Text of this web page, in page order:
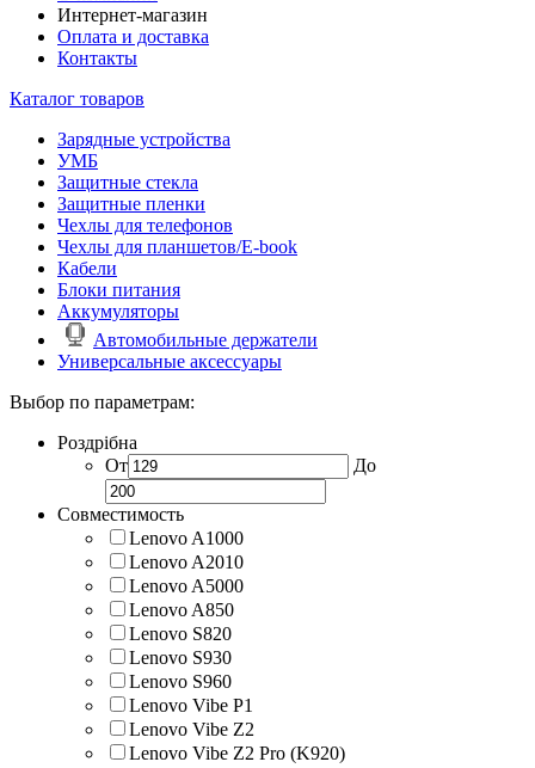
Интернет-магазин
Оплата и доставка
Контакты
Каталог товаров
Зарядные устройства
УМБ
Защитные стекла
Защитные пленки
Чехлы для телефонов
Чехлы для планшетов/E-book
Кабели
Блоки питания
Аккумуляторы
Автомобильные держатели
Универсальные аксессуары
Выбор по параметрам:
Роздрібна
От
До
Совместимость
Lenovo A1000
Lenovo A2010
Lenovo A5000
Lenovo A850
Lenovo S820
Lenovo S930
Lenovo S960
Lenovo Vibe P1
Lenovo Vibe Z2
Lenovo Vibe Z2 Pro (K920)